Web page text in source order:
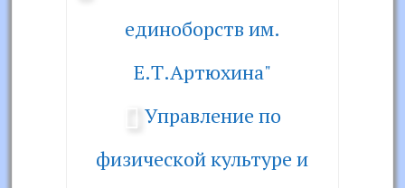
единоборств им.
Е.Т.Артюхина"
Управление по
физической культуре и